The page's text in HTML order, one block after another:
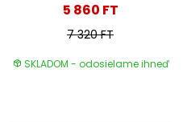
5 860 FT
7 320 FT
SKLADOM - odosielame ihneď